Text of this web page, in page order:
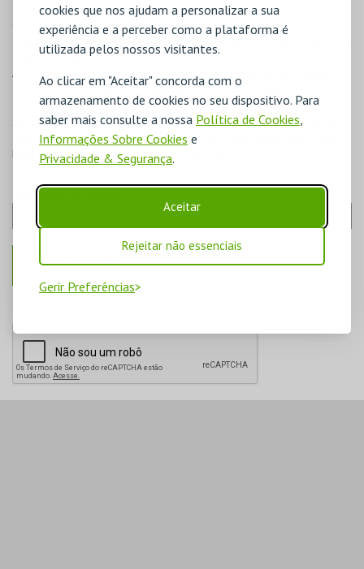
cookies que nos ajudam a personalizar a sua
experiência e a perceber como a plataforma é
utilizada pelos nossos visitantes.
Ao clicar em "Aceitar" concorda com o
armazenamento de cookies no seu dispositivo. Para
saber mais consulte a nossa Política de Cookies
Informações Sobre Cookies e
Privacidade & Segurança.
Aceitar
Rejeitar não essenciais
Gerir Preferências
- Adquiriu bilhetes para um evento com obrigação de preenchimento
de inquérito e o mesmo ainda não se realizou;
- Adquiriu um cartão, onde esteja associado como cliente e o mesmo
ainda se encontra ativo.
Assim que todas as condições em cima não se verifiquem, poderá
efetuar um novo pedido de esquecimento no nosso sistema.
Se a lei exigir a retenção de alguns dados, estes não poderão ser
apagados do sistema. Para estes casos, os dados serão eliminados
logo após o período de retenção requerido.
ENDEREÇO DE EMAIL: